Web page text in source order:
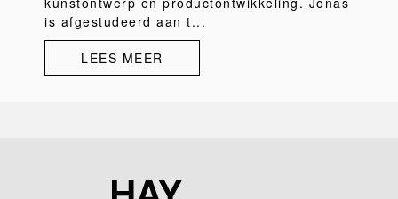
is afgestudeerd aan t...
LEES MEER